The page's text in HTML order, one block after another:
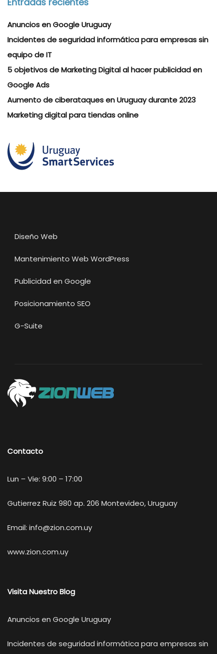
Anuncios en Google Uruguay
Incidentes de seguridad informática para empresas sin
equipo de IT
5 objetivos de Marketing Digital al hacer publicidad en
Google Ads
Aumento de ciberataques en Uruguay durante 2023
Marketing digital para tiendas online
Diseño Web
Mantenimiento Web WordPress
Publicidad en Google
Posicionamiento SEO
G-Suite
Contacto
Lun – Vie: 9:00 – 17:00
Gutierrez Ruiz 980 ap. 206 Montevideo, Uruguay
Email: info@zion.com.uy
www.zion.com.uy
Visita Nuestro Blog
Anuncios en Google Uruguay
Incidentes de seguridad informática para empresas sin